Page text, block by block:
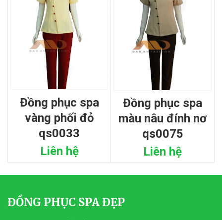
đồng phục spa
vàng phối đỏ
qs0033
Liên hệ
đồng phục spa
màu nâu đính nơ
qs0075
Liên hệ
ĐỒNG PHỤC SPA ĐẸP